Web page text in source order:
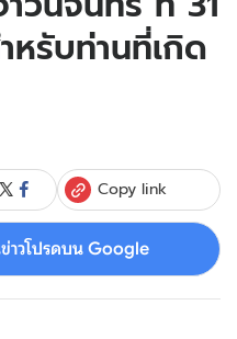
รับท่านที่เกิด
Copy link
าวโปรดบน Google